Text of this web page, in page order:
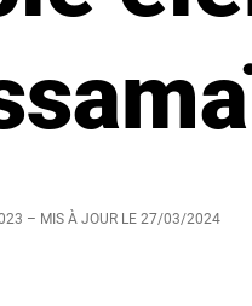
– MIS À JOUR LE 27/03/2024